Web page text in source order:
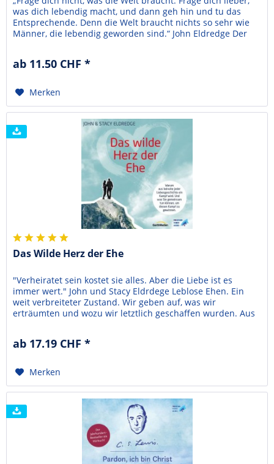
was dich lebendig macht, und dann geh hin und tu das
Entsprechende. Denn die Welt braucht nichts so sehr wie
Männer, die lebendig geworden sind.“ John Eldredge Der
Softiewelle. Dieses Buch zeigt den Weg. Wie wird ein Mann
ab 11.50 CHF *
Merken
Das Wilde Herz der Ehe
"Verheiratet sein kostet sie alles. Aber die Liebe ist es
immer wert." John und Stacy Eldrdege Leblose Ehen. Ein
weit verbreiteter Zustand. Wir geben auf, was wir
erträumten und wozu wir letztlich geschaffen wurden. Aus
Liebesbeziehung scheint wie kein zweites Ziel auf...
ab 17.19 CHF *
Merken